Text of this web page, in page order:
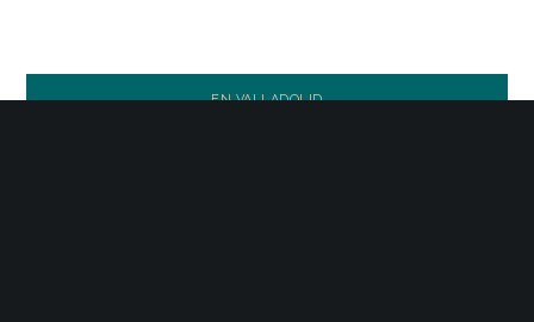
EN VALLADOLID